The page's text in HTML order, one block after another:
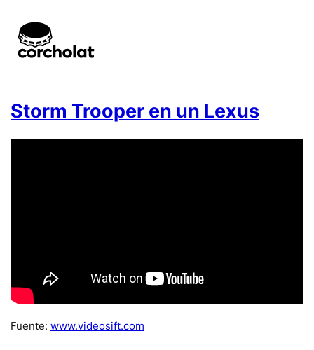
Storm Trooper en un Lexus
Fuente: www.videosift.com